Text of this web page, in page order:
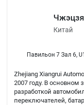
Китай
Павильон 7 Зал 6,
Zhejiang Xiangrui
2007 году. В основном
разработкой
переключателей,